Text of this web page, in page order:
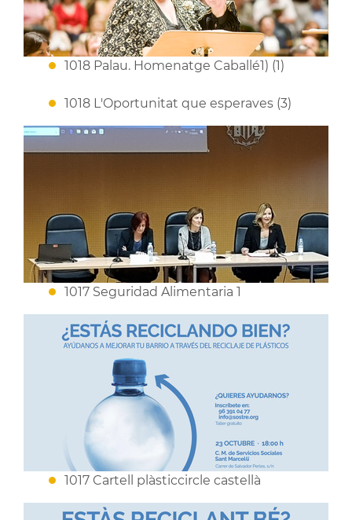
1018 Palau. Homenatge Caballé1) (1)
1018 L'Oportunitat que esperaves (3)
1017 Seguridad Alimentaria 1
1017 Cartell plàsticcircle castellà